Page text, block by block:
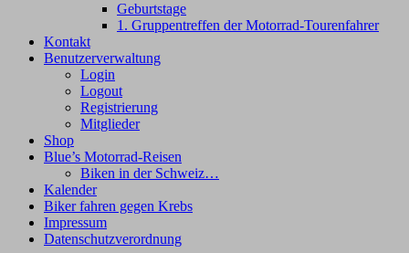
Geburtstage
1. Gruppentreffen der Motorrad-Tourenfahrer
Kontakt
Benutzerverwaltung
Login
Logout
Registrierung
Mitglieder
Shop
Blue’s Motorrad-Reisen
Biken in der Schweiz…
Kalender
Biker fahren gegen Krebs
Impressum
Datenschutzverordnung